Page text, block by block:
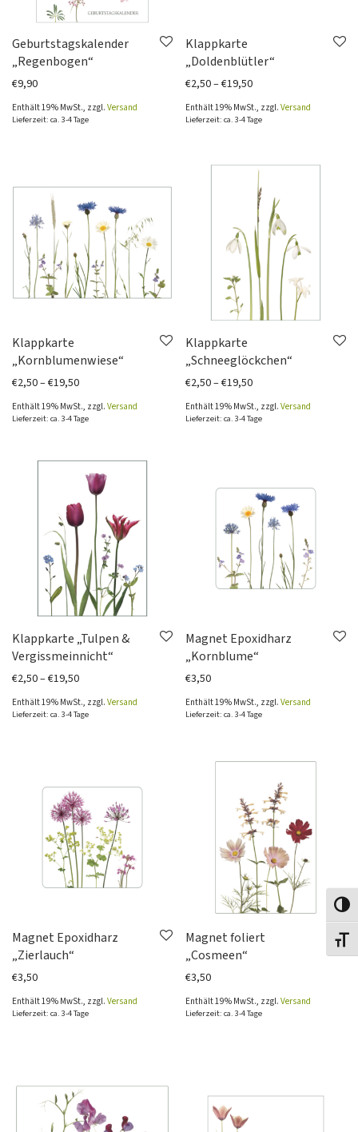
Geburtstagskalender
„Regenbogen“
€9,90
Enthält 19% MwSt., zzgl. Versand
Lieferzeit: ca. 3-4 Tage
Klappkarte
„Doldenblütler“
€2,50–€19,50Preisspanne: €2,50
Enthält 19% MwSt., zzgl. Versand
Lieferzeit: ca. 3-4 Tage
Klappkarte
„Kornblumenwiese“
€2,50–€19,50Preisspanne: €2,50 bis €19,50
Enthält 19% MwSt., zzgl. Versand
Lieferzeit: ca. 3-4 Tage
Klappkarte
„Schneeglöckchen“
€2,50–€19,50Preisspanne: €2,50
Enthält 19% MwSt., zzgl. Versand
Lieferzeit: ca. 3-4 Tage
Klappkarte „Tulpen &
Vergissmeinnicht“
€2,50–€19,50Preisspanne: €2,50 bis €19,50
Enthält 19% MwSt., zzgl. Versand
Lieferzeit: ca. 3-4 Tage
Magnet Epoxidharz
„Kornblume“
€3,50
Enthält 19% MwSt., zzgl. Versand
Lieferzeit: ca. 3-4 Tage
Magnet Epoxidharz
„Zierlauch“
€3,50
Enthält 19% MwSt., zzgl. Versand
Lieferzeit: ca. 3-4 Tage
Magnet foliert
„Cosmeen“
€3,50
Enthält 19% MwSt., zzgl. Versand
Lieferzeit: ca. 3-4 Tage